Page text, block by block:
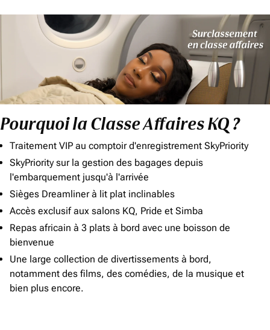
Pourquoi la Classe Affaires KQ ?
Traitement VIP au comptoir d'enregistrement SkyPriority
SkyPriority sur la gestion des bagages depuis
l'embarquement jusqu'à l'arrivée
Sièges Dreamliner à lit plat inclinables
Accès exclusif aux salons KQ, Pride et Simba
Repas africain à 3 plats à bord avec une boisson de
bienvenue
Une large collection de divertissements à bord,
notamment des films, des comédies, de la musique et
bien plus encore.